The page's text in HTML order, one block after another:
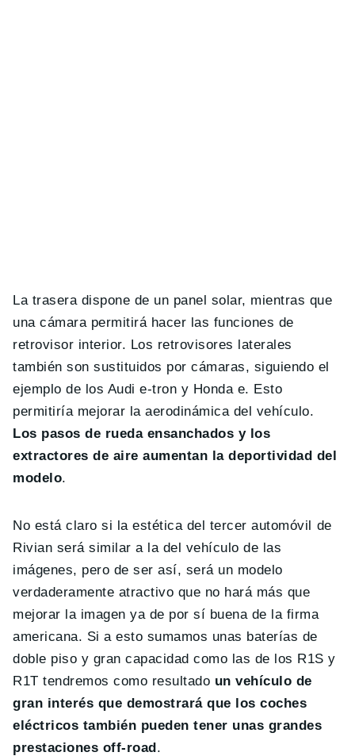
La trasera dispone de un panel solar, mientras que
una cámara permitirá hacer las funciones de
retrovisor interior. Los retrovisores laterales
también son sustituidos por cámaras, siguiendo el
ejemplo de los Audi e-tron y Honda e. Esto
permitiría mejorar la aerodinámica del vehículo.
Los pasos de rueda ensanchados y los
extractores de aire aumentan la deportividad del
modelo.
No está claro si la estética del tercer automóvil de
Rivian será similar a la del vehículo de las
imágenes, pero de ser así, será un modelo
verdaderamente atractivo que no hará más que
mejorar la imagen ya de por sí buena de la firma
americana. Si a esto sumamos unas baterías de
doble piso y gran capacidad como las de los R1S y
R1T tendremos como resultado un vehículo de
gran interés que demostrará que los coches
eléctricos también pueden tener unas grandes
prestaciones off-road.